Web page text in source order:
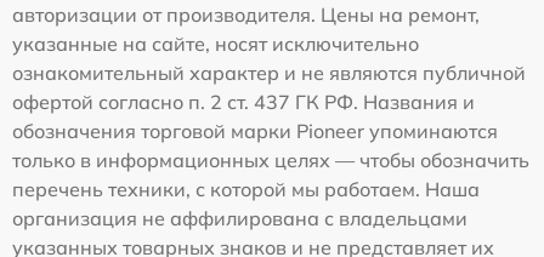
авторизации от производителя. Цены на ремонт,
указанные на сайте, носят исключительно
ознакомительный характер и не являются публичной
офертой согласно п. 2 ст. 437 ГК РФ. Названия и
обозначения торговой марки Pioneer упоминаются
только в информационных целях — чтобы обозначить
перечень техники, с которой мы работаем. Наша
организация не аффилирована с владельцами
указанных товарных знаков и не представляет их